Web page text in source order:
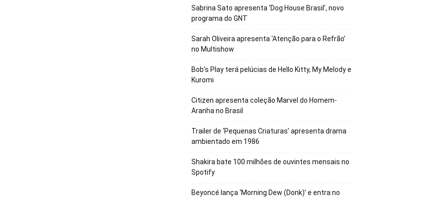
Sabrina Sato apresenta ‘Dog House Brasil’, novo
programa do GNT
Sarah Oliveira apresenta ‘Atenção para o Refrão’
no Multishow
Bob’s Play terá pelúcias de Hello Kitty, My Melody e
Kuromi
Citizen apresenta coleção Marvel do Homem-
Aranha no Brasil
Trailer de ‘Pequenas Criaturas’ apresenta drama
ambientado em 1986
Shakira bate 100 milhões de ouvintes mensais no
Spotify
Beyoncé lança ‘Morning Dew (Donk)’ e entra no